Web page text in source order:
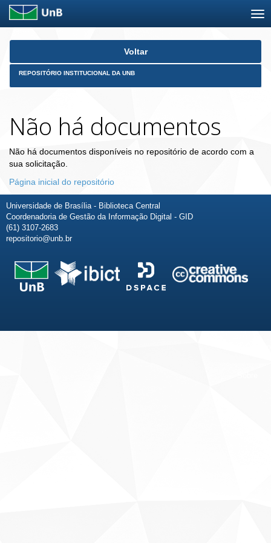
Skip
Voltar
REPOSITÓRIO INSTITUCIONAL DA UNB
Não há documentos
Não há documentos disponíveis no repositório de acordo com a
sua solicitação.
Página inicial do repositório
Universidade de Brasília - Biblioteca Central
Coordenadoria de Gestão da Informação Digital - GID
(61) 3107-2683
repositorio@unb.br